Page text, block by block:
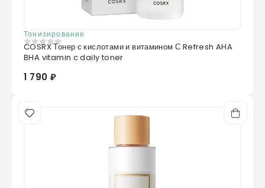
Тонизирование
0из 5
COSRX Тонер с кислотами и витамином С Refresh AHA
BHA vitamin c daily toner
1 790 ₽